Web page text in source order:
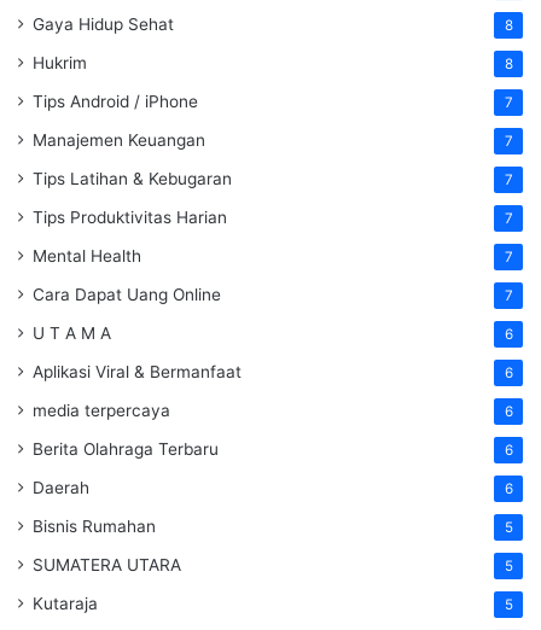
Gaya Hidup Sehat 8
Hukrim 8
Tips Android / iPhone 7
Manajemen Keuangan 7
Tips Latihan & Kebugaran 7
Tips Produktivitas Harian 7
Mental Health 7
Cara Dapat Uang Online 7
U T A M A 6
Aplikasi Viral & Bermanfaat 6
media terpercaya 6
Berita Olahraga Terbaru 6
Daerah 6
Bisnis Rumahan 5
SUMATERA UTARA 5
Kutaraja 5